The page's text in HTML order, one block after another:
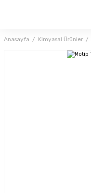
Anasayfa Kimyasal Ürünler